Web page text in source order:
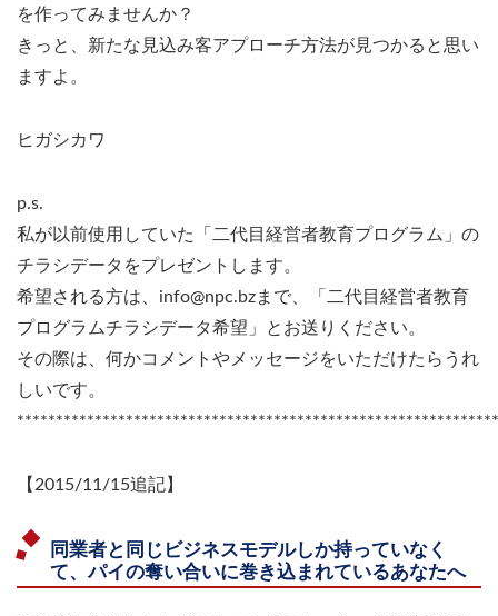
を作ってみませんか？
きっと、新たな見込み客アプローチ方法が見つかると思い
ますよ。
ヒガシカワ
p.s.
私が以前使用していた「二代目経営者教育プログラム」の
チラシデータをプレゼントします。
希望される方は、info@npc.bzまで、「二代目経営者教育
プログラムチラシデータ希望」とお送りください。
その際は、何かコメントやメッセージをいただけたらうれ
しいです。
【2015/11/15追記】
同業者と同じビジネスモデルしか持っていなく
て、パイの奪い合いに巻き込まれているあなたへ